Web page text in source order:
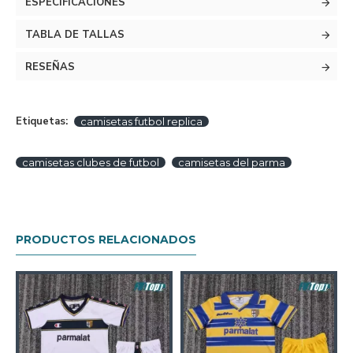
TABLA DE TALLAS
RESEÑAS
Etiquetas: camisetas futbol replica
camisetas clubes de futbol camisetas del parma
PRODUCTOS RELACIONADOS